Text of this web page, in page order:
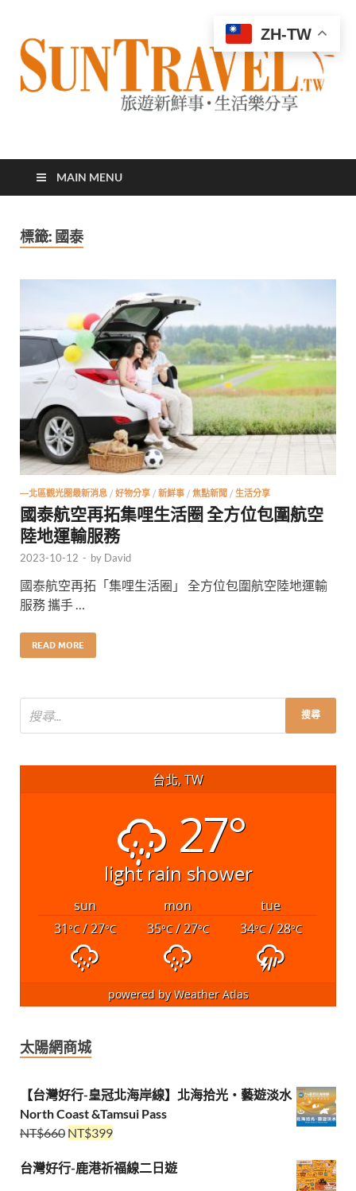
太陽網
MAIN MENU
標籤: 國泰
—北區觀光圈最新消息 / 好物分享 / 新鮮事 / 焦點新聞 / 生活分享
國泰航空再拓集哩生活圈 全方位包圍航空
陸地運輸服務
2023-10-12 - by David
國泰航空再拓「集哩生活圈」 全方位包圍航空陸地運輸
服務 攜手 …
READ MORE
台北, TW
27°
light rain shower
sun mon
tue
31°C/ 27°C 35°C/ 27°C 34°C/ 28°C
powered byWeather Atlas
太陽網商城
【台灣好行-皇冠北海岸線】北海拾光・藝遊淡水
North Coast &Tamsui Pass
NT$660 NT$399
台灣好行-鹿港祈福線二日遊
ZH-TW